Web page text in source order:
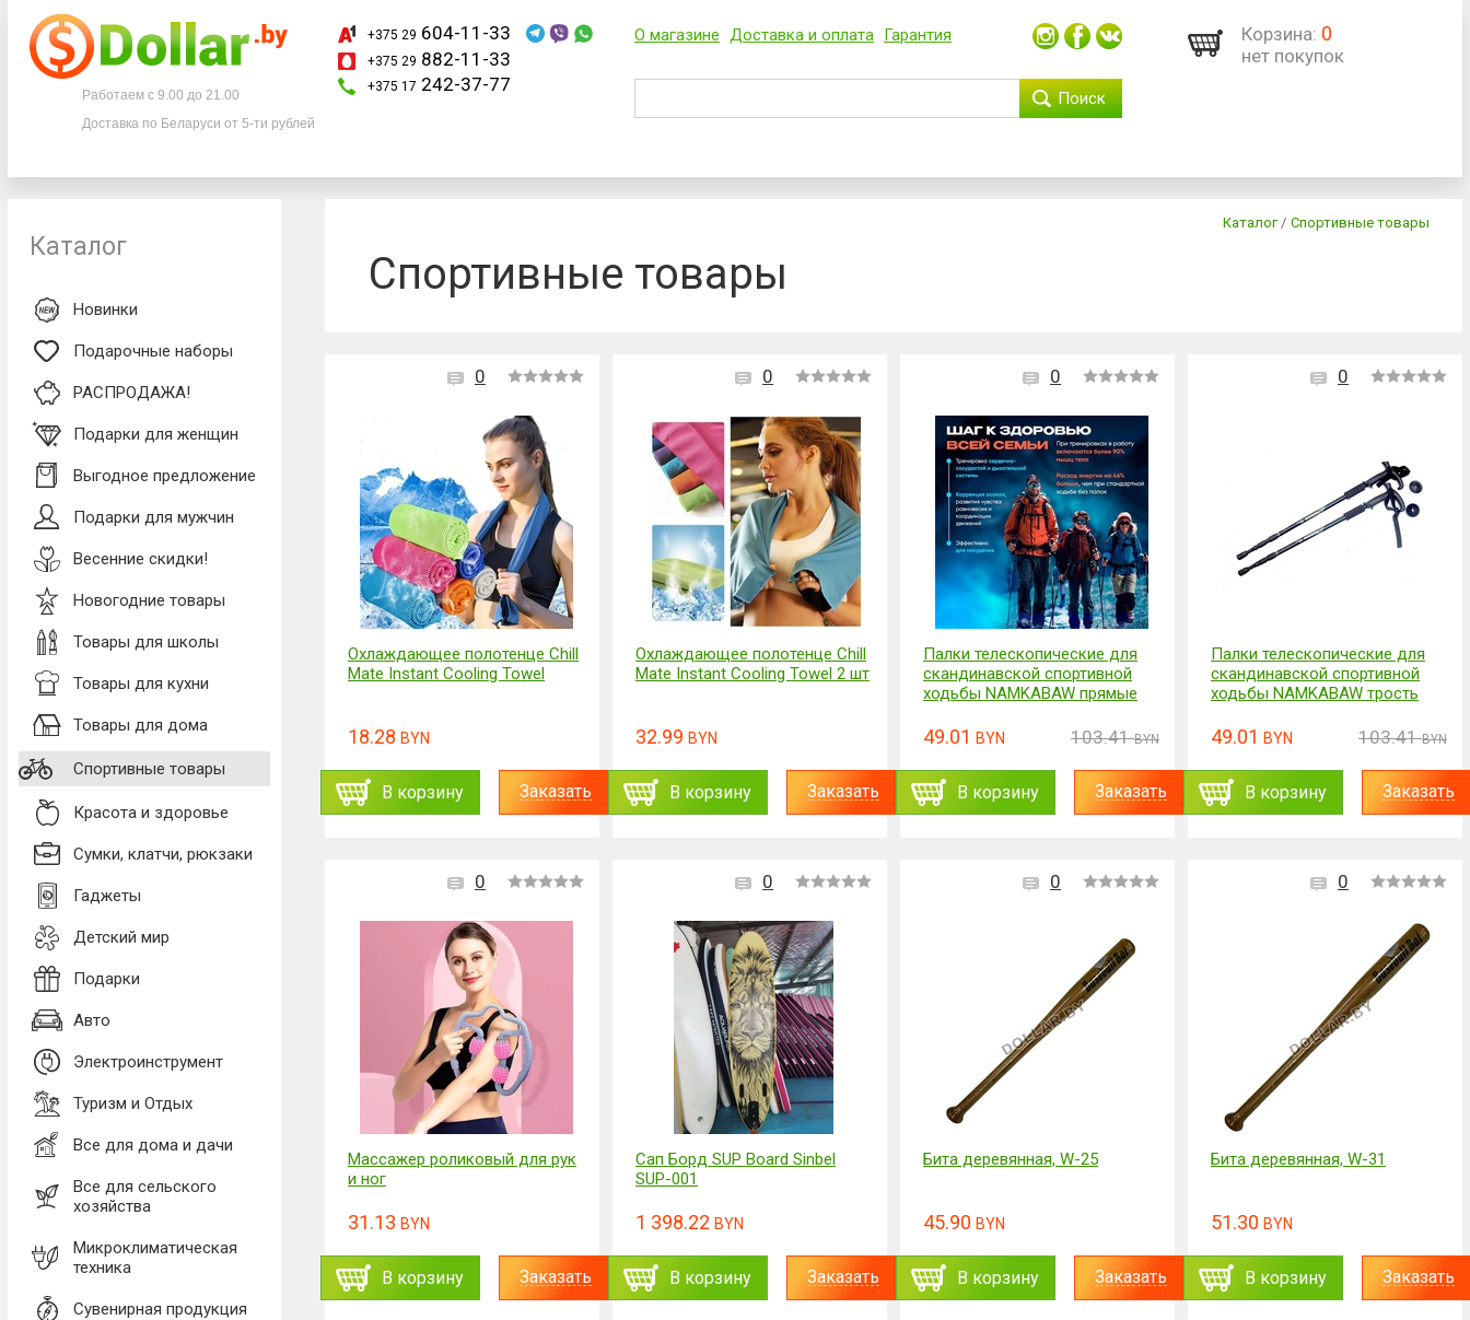
Телефоны
+375 29882-11-33
Работаем с 9.00 до 21.00
Доставка по Беларуси от 5-ти рублей
+375 29 604-11-33
+375 29 882-11-33
+375 17 242-37-77
О магазине Доставка и оплата Гарантия
Поиск
Корзина: 0
нет покупок
Каталог
Новинки
Подарочные наборы
РАСПРОДАЖА!
Подарки для женщин
Выгодное предложение
Подарки для мужчин
Весенние скидки!
Новогодние товары
Товары для школы
Товары для кухни
Товары для дома
Спортивные товары
Красота и здоровье
Сумки, клатчи, рюкзаки
Гаджеты
Детский мир
Подарки
Авто
Электроинструмент
Туризм и Отдых
Все для дома и дачи
Все для сельского
хозяйства
Микроклиматическая
техника
Сувенирная продукция
Каталог / Спортивные товары
Спортивные товары
0
Охлаждающее полотенце Chill
Mate Instant Cooling Towel
18.28 BYN
В корзину Заказать
0
Охлаждающее полотенце Chill
Mate Instant Cooling Towel 2 шт
32.99 BYN
В корзину Заказать
0
Палки телескопические для
скандинавской спортивной
ходьбы NAMKABAW прямые
49.01 BYN 103.41 BYN
В корзину Заказать
0
Палки телескопические для
скандинавской спортивной
ходьбы NAMKABAW трость
49.01 BYN 103.41 BYN
В корзину Заказать
0
Массажер роликовый для рук
и ног
31.13 BYN
В корзину Заказать
0
Сап Борд SUP Board Sinbel
SUP-001
1 398.22 BYN
В корзину Заказать
0
Бита деревянная, W-25
45.90 BYN
В корзину Заказать
0
Бита деревянная, W-31
51.30 BYN
В корзину Заказать